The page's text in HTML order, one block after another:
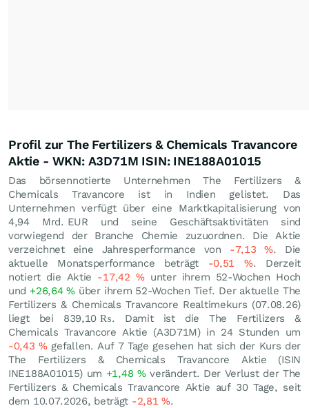
Profil zur The Fertilizers & Chemicals Travancore
Aktie - WKN: A3D71M ISIN: INE188A01015
Das börsennotierte Unternehmen The Fertilizers &
Chemicals Travancore ist in Indien gelistet. Das
Unternehmen verfügt über eine Marktkapitalisierung von
4,94 Mrd. EUR und seine Geschäftsaktivitäten sind
vorwiegend der Branche Chemie zuzuordnen. Die Aktie
verzeichnet eine Jahresperformance von -7,13%. Die
aktuelle Monatsperformance beträgt -0,51 %. Derzeit
notiert die Aktie -17,42 %unter ihrem 52-Wochen Hoch
und +26,64% über ihrem 52-Wochen Tief. Der aktuelle The
Fertilizers & Chemicals Travancore Realtimekurs (07.08.26)
liegt bei 839,10 ₨. Damit ist die The Fertilizers &
Chemicals Travancore Aktie (A3D71M) in 24 Stunden um
-0,43%gefallen. Auf 7 Tage gesehen hat sich der Kurs der
The Fertilizers & Chemicals Travancore Aktie (ISIN
INE188A01015) um +1,48 %verändert. Der Verlust der The
Fertilizers & Chemicals Travancore Aktie auf 30 Tage, seit
dem 10.07.2026, beträgt -2,81%.